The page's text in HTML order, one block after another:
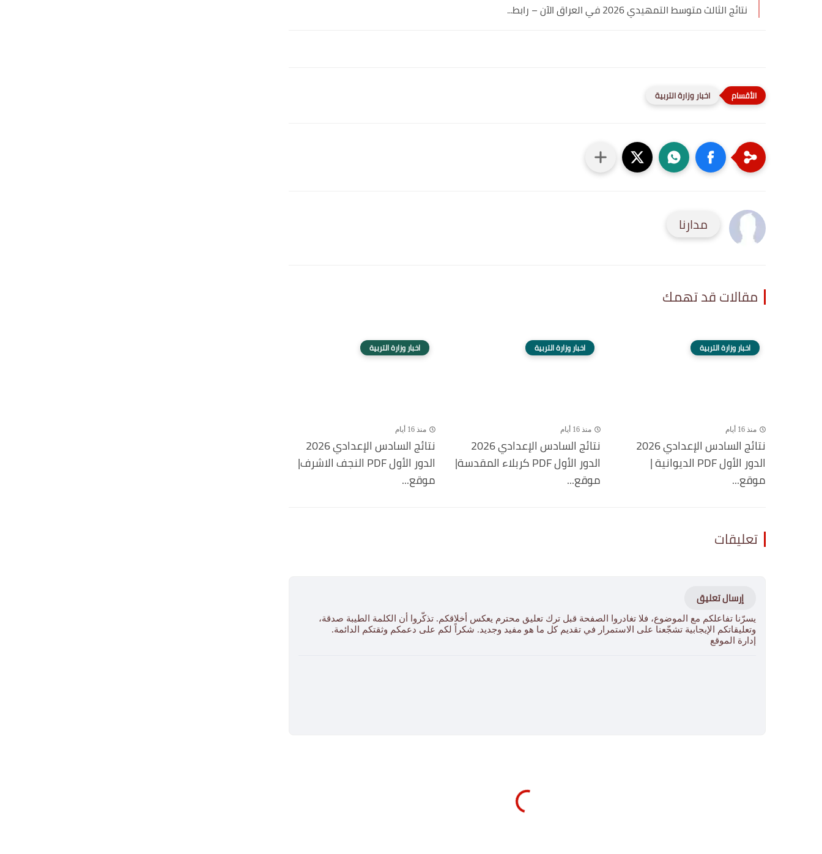
نتائج الثالث متوسط التمهيدي 2026 في العراق الآن – رابط...
اخبار وزارة التربية
مدارنا
مقالات قد تهمك
اخبار وزارة التربية
منذ 16 أيام
نتائج السادس الإعدادي 2026
الدور الأول PDF الديوانية |
موقع...
اخبار وزارة التربية
منذ 16 أيام
نتائج السادس الإعدادي 2026
الدور الأول PDF كربلاء المقدسة|
موقع...
اخبار وزارة التربية
منذ 16 أيام
نتائج السادس الإعدادي 2026
الدور الأول PDF النجف الاشرف|
موقع...
تعليقات
إرسال تعليق
يسرّنا تفاعلكم مع الموضوع، فلا تغادروا الصفحة قبل ترك تعليق محترم يعكس أخلاقكم. تذكّروا أن الكلمة الطيبة صدقة،
وتعليقاتكم الإيجابية تشجّعنا على الاستمرار في تقديم كل ما هو مفيد وجديد. شكراً لكم على دعمكم وثقتكم الدائمة.
إدارة الموقع